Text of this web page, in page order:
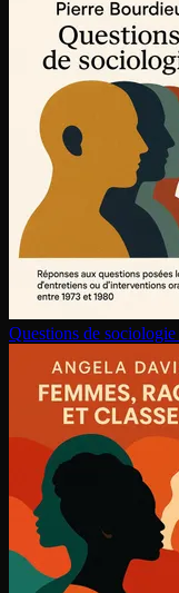
Questions de sociologie